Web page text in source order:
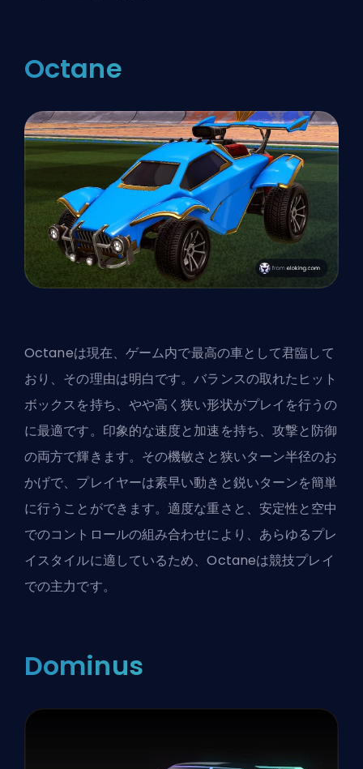
Octane
Octaneは現在、ゲーム内で最高の車として君臨して
おり、その理由は明白です。バランスの取れたヒット
ボックスを持ち、やや高く狭い形状がプレイを行うの
に最適です。印象的な速度と加速を持ち、攻撃と防御
の両方で輝きます。その機敏さと狭いターン半径のお
かげで、プレイヤーは素早い動きと鋭いターンを簡単
に行うことができます。適度な重さと、安定性と空中
でのコントロールの組み合わせにより、あらゆるプレ
イスタイルに適しているため、Octaneは競技プレイ
での主力です。
Dominus